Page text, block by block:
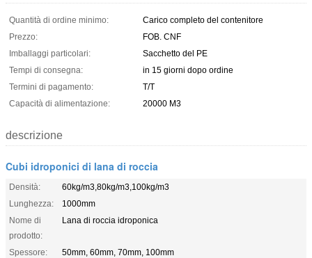
Quantità di ordine minimo:
Carico completo del contenitore
Prezzo:
FOB. CNF
Imballaggi particolari:
Sacchetto del PE
Tempi di consegna:
in 15 giorni dopo ordine
Termini di pagamento:
T/T
Capacità di alimentazione:
20000 M3
descrizione
Cubi idroponici di lana di roccia
Densità:
60kg/m3,80kg/m3,100kg/m3
Lunghezza:
1000mm
Nome di
prodotto:
Lana di roccia idroponica
Spessore:
50mm, 60mm, 70mm, 100mm